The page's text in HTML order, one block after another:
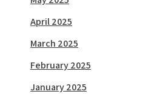
April 2025
March 2025
February 2025
January 2025